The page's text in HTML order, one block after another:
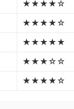
★★★★☆
★★★★☆
★★★★★
★★★☆☆
★★★★☆